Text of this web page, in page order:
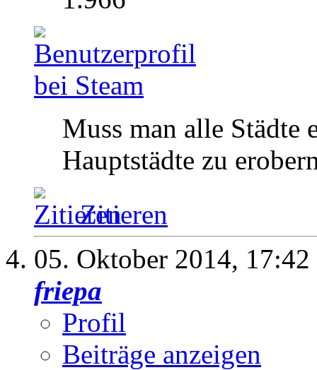
Muss man alle Städte
Hauptstädte zu
Zitieren
05. Oktober 2014, 17:42
friepa
Profil
Beiträge anzeigen